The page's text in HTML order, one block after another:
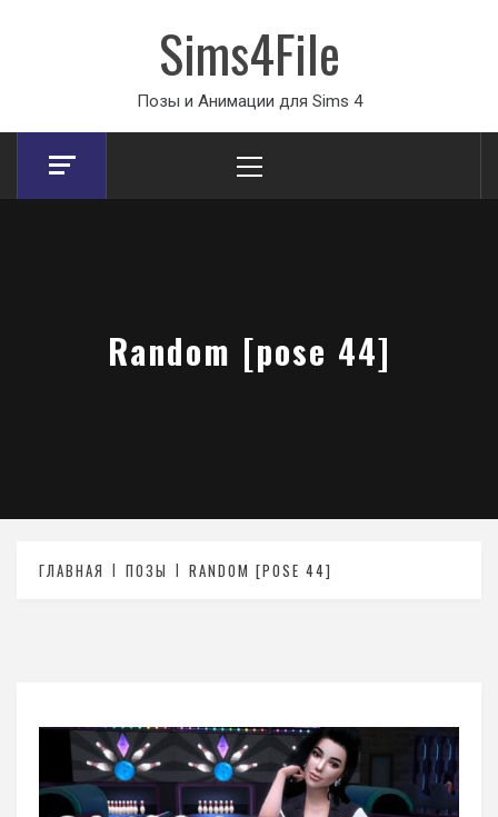
Sims4File
Позы и Анимации для Sims 4
Menu
Random [pose 44]
ГЛАВНАЯ ПОЗЫ RANDOM [POSE 44]